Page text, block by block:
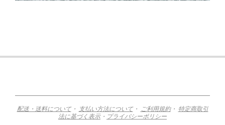
11-
配送・送料について・ 支払い方法について・ ご利用規約・ 特定商取引
法に基づく表示・ プライバシーポリシー